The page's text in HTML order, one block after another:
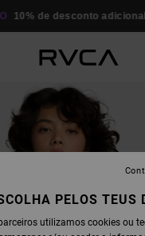
10% de desconto adicional
PELOS TEUS
utilizamos cookies ou